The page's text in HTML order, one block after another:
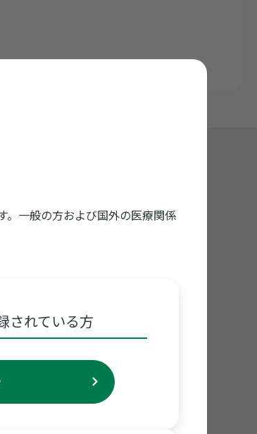
。一般の方および国外の医療関係
されている方
ダウンロードしてご利用ください